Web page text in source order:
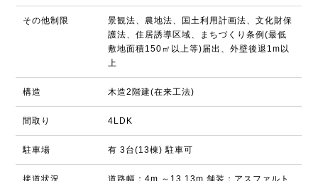
その他制限
景観法、農地法、国土利用計画法、文化財保
護法、住居誘導区域、まちづくり条例(最低
敷地面積150㎡以上等)届出、外壁後退1m以
上
構造 木造2階建(在来工法)
間取り 4LDK
駐車場 有 3台(13棟) 駐車可